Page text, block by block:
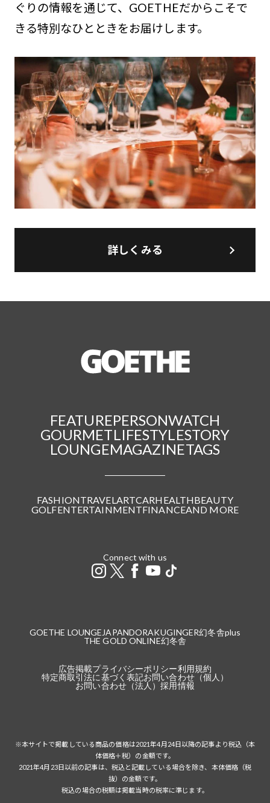
ぐりの情報を通じて、GOETHEだからこそで
きる特別なひとときをお届けします。
詳しくみる
FEATUREPERSONWATCH
GOURMETLIFESTYLESTORY
LOUNGEMAGAZINETAGS
FASHIONTRAVELARTCARHEALTHBEAUTY
GOLFENTERTAINMENTFINANCEAND MORE
Connect with us
GOETHE LOUNGE JAPANDORAKUGINGER幻冬舎plus
THE GOLD ONLINE幻冬舎
広告掲載プライバシーポリシー利用規約
特定商取引法に基づく表記お問い合わせ（個人）
お問い合わせ（法人）採用情報
※本サイトで掲載している商品の価格は2021年4月24日以降の記事より税込（本
体価格＋税）の金額です。
2021年4月23日以前の記事は、税込と記載している場合を除き、本体価格（税
抜）の金額です。
税込の場合の税額は掲載当時の税率に準じます。